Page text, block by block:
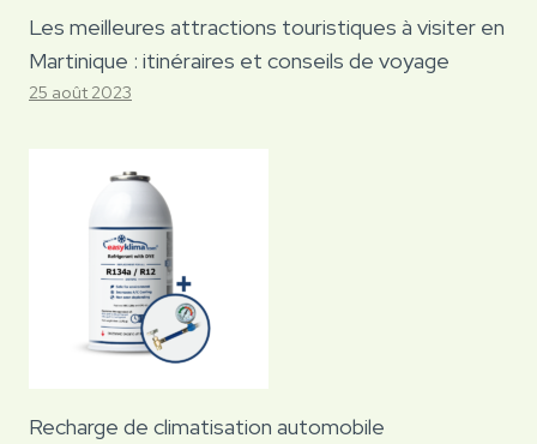
Les meilleures attractions touristiques à visiter en
Martinique : itinéraires et conseils de voyage
25 août 2023
Recharge de climatisation automobile